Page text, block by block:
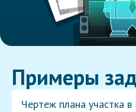
Примеры
Чертеж плана участка